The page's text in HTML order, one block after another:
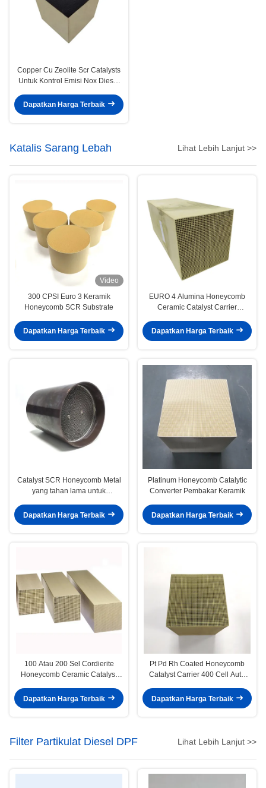
Copper Cu Zeolite Scr Catalysts
Untuk Kontrol Emisi Nox Diesel
Dapatkan Harga Terbaik
Katalis Sarang Lebah Lihat Lebih Lanjut >>
Video
300 CPSI Euro 3 Keramik
Honeycomb SCR Substrate
Dapatkan Harga Terbaik
EURO 4 Alumina Honeycomb
Ceramic Catalyst Carrier
Universal
Dapatkan Harga Terbaik
Catalyst SCR Honeycomb Metal
yang tahan lama untuk
efektif untuk generator diesel
Dapatkan Harga Terbaik
Platinum Honeycomb Catalytic
Converter Pembakar Keramik
Dapatkan Harga Terbaik
100 Atau 200 Sel Cordierite
Honeycomb Ceramic Catalyst
Dapatkan Harga Terbaik
Pt Pd Rh Coated Honeycomb
Catalyst Carrier 400 Cell Auto
Dapatkan Harga Terbaik
Filter Partikulat Diesel DPF Lihat Lebih Lanjut >>